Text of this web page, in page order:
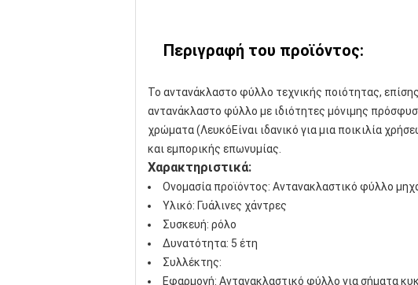
Περιγραφή του προϊόντος:
Το αντανάκλαστο φύλλο τεχνικής ποιότητας,
αντανάκλαστο φύλλο με ιδιότητες μόνιμης
χρώματα (ΛευκόΕίναι ιδανικό για μια ποικιλία
και εμπορικής επωνυμίας.
Χαρακτηριστικά:
Ονομασία προϊόντος: Αντανακλαστικό φύλλο
Υλικό: Γυάλινες χάντρες
Συσκευή: ρόλο
Δυνατότητα: 5 έτη
Συλλέκτης:
Εφαρμογή: Αντανακλαστικό φύλλο για σήματα